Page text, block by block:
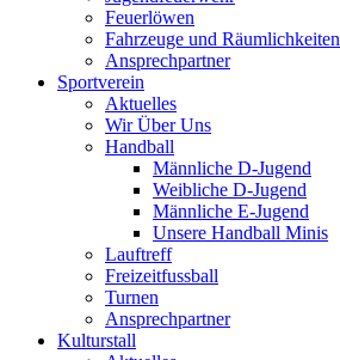
Feuerlöwen
Fahrzeuge und Räumlichkeiten
Ansprechpartner
Sportverein
Aktuelles
Wir Über Uns
Handball
Männliche D-Jugend
Weibliche D-Jugend
Männliche E-Jugend
Unsere Handball Minis
Lauftreff
Freizeitfussball
Turnen
Ansprechpartner
Kulturstall